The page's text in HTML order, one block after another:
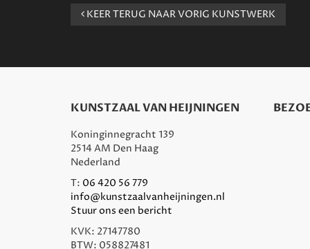
KEER TERUG NAAR VORIG KUNSTWERK
KUNSTZAAL VAN HEIJNINGEN
Koninginnegracht 139
2514 AM Den Haag
Nederland
T: 06 420 56 779
info@kunstzaalvanheijningen.nl
Stuur ons een bericht
KVK: 27147780
BTW: 058827481